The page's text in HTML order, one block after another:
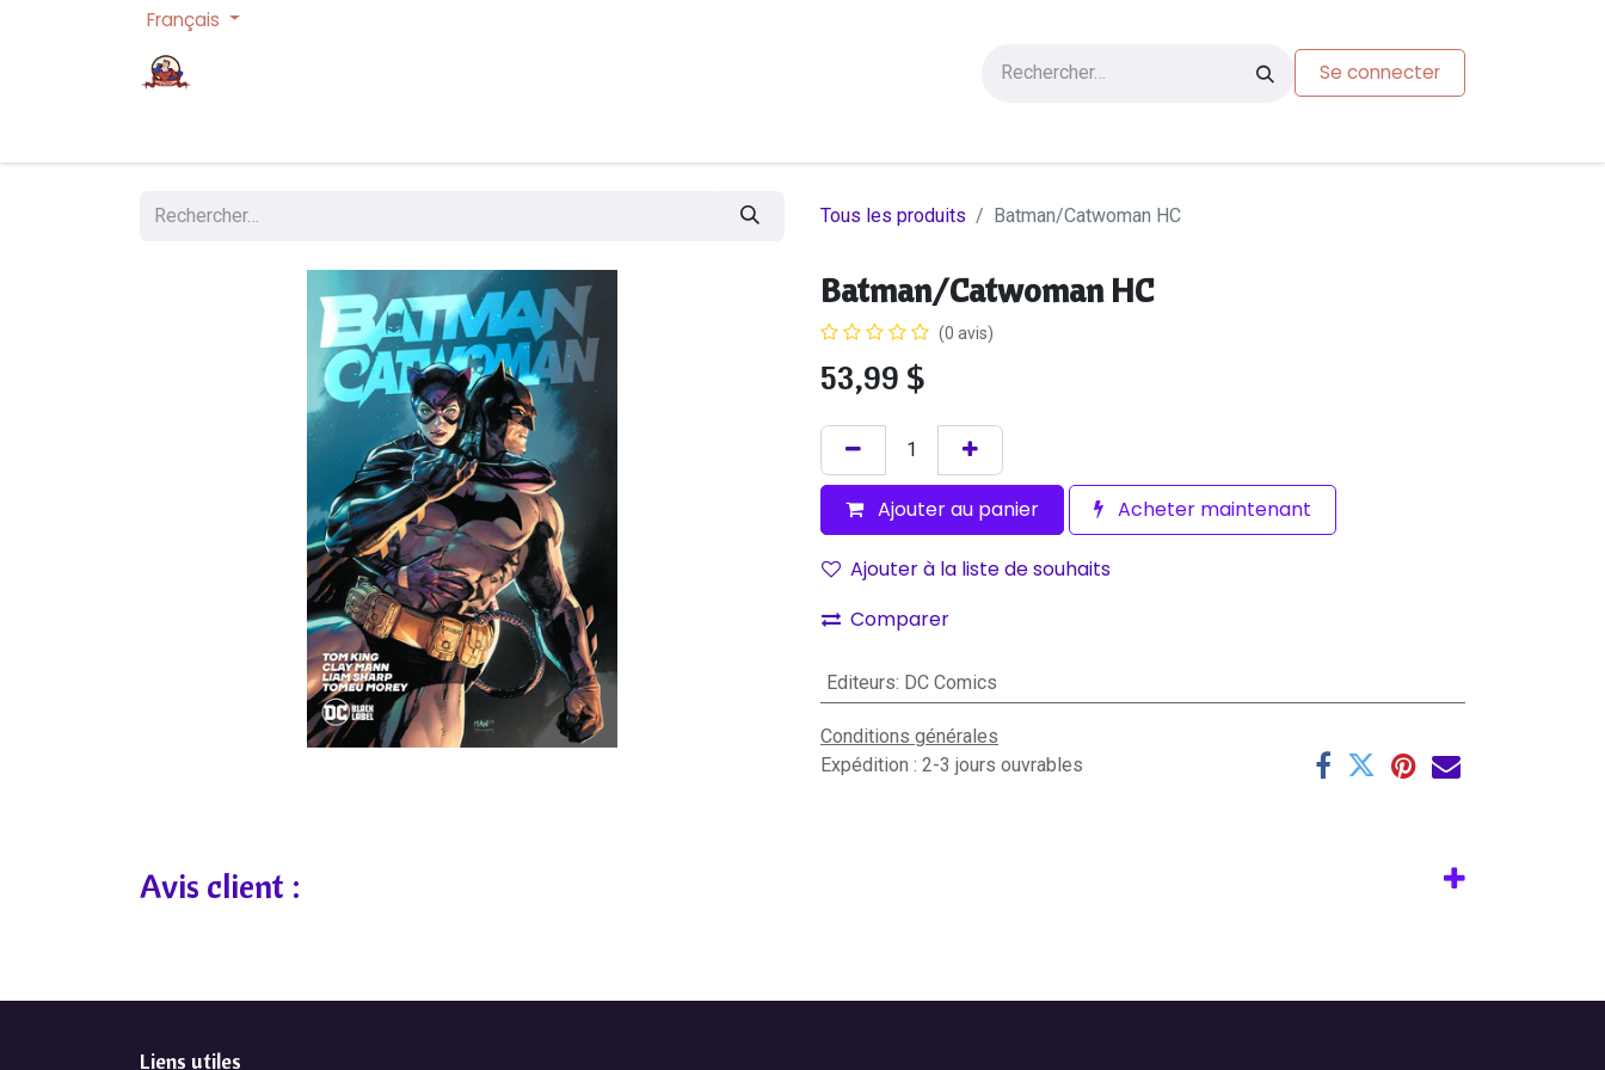
Français
Se connecter
Tous les produits Batman/Catwoman HC
Batman/Catwoman HC
(0 avis)
53,99 $
Ajouter au panier Acheter maintenant
Ajouter à la liste de souhaits
Comparer
Editeurs: DC Comics
Conditions générales
Expédition : 2-3 jours ouvrables
Avis client :
Liens utiles